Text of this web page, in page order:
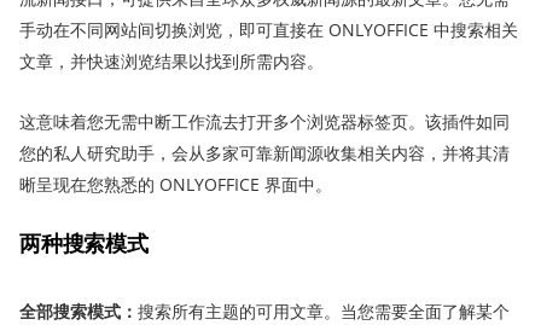
手动在不同网站间切换浏览，即可直接在 ONLYOFFICE 中搜索相关
文章，并快速浏览结果以找到所需内容。
这意味着您无需中断工作流去打开多个浏览器标签页。该插件如同
您的私人研究助手，会从多家可靠新闻源收集相关内容，并将其清
晰呈现在您熟悉的 ONLYOFFICE 界面中。
两种搜索模式
全部搜索模式： 搜索所有主题的可用文章。当您需要全面了解某个